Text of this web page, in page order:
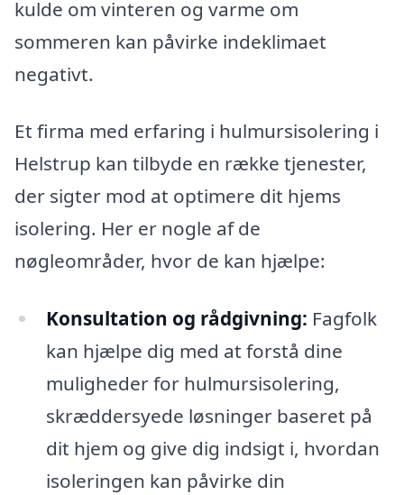
kulde om vinteren og varme om
sommeren kan påvirke indeklimaet
negativt.
Et firma med erfaring i hulmursisolering i
Helstrup kan tilbyde en række tjenester,
der sigter mod at optimere dit hjems
isolering. Her er nogle af de
nøgleområder, hvor de kan hjælpe:
Konsultation og rådgivning: Fagfolk
kan hjælpe dig med at forstå dine
muligheder for hulmursisolering,
skræddersyede løsninger baseret på
dit hjem og give dig indsigt i, hvordan
isoleringen kan påvirke din